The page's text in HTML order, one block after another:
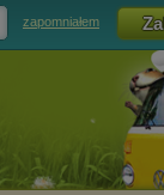
zapomniałem